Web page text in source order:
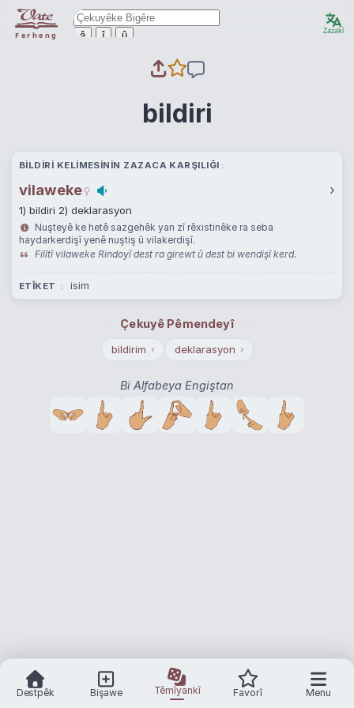
Ferheng ê î û Zazakî
bildiri
BILDIRI KELIMESININ ZAZACA KARŞILIĞI
vilaweke ›
1) bildiri 2) deklarasyon
Nuşteyê ke hetê sazgehêk yan zî rêxistinêke ra seba
haydarkerdişî yenê nuştiş û vilakerdişî.
Filîtî vilaweke Rindoyî dest ra girewt û dest bi wendişî kerd.
ETÎKET isim
Çekuyê Pêmendeyî
bildirim › deklarasyon ›
Bi Alfabeya Engiştan
Destpêk Bişawe Têmîyankî Favorî Menu